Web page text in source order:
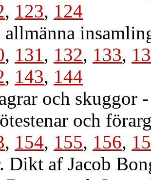
, 123, 124
, 131, 132, 133,
, 143, 144
och skuggor
och
, 154, 155, 156,
Dikt af Jacob